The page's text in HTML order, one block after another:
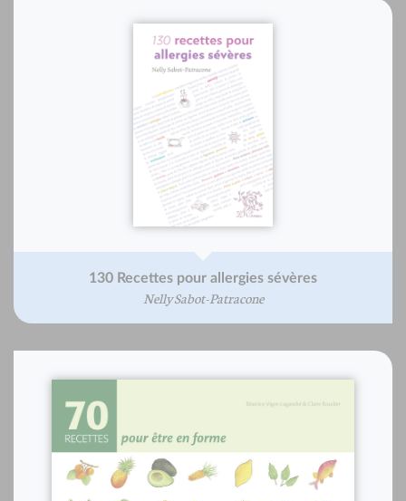
130 Recettes pour allergies sévères
Nelly Sabot-Patracone